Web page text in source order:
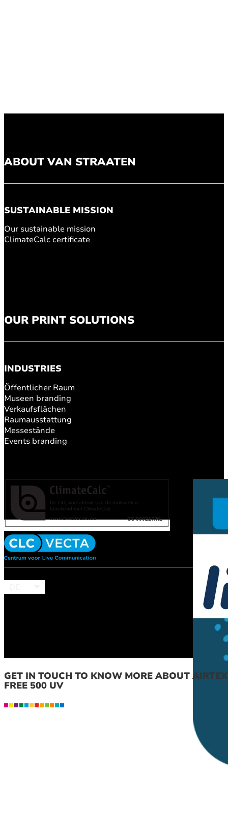
OUR PRINT SOLUTIONS
INDUSTRIES
Öffentlicher Raum
Museen branding
Verkaufsflächen
Raumausstattung
Messestände
Events branding
ABOUT VAN STRAATEN
SUSTAINABLE MISSION
Our sustainable mission
ClimateCalc certificate
GET IN TOUCH TO KNOW MORE ABOUT
FREE 500 UV